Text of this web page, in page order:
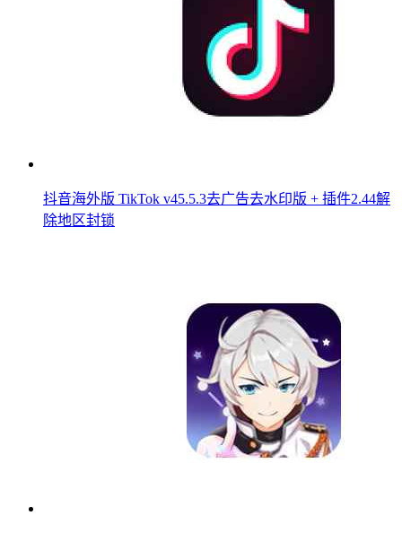
抖音海外版 TikTok v45.5.3去广告去水印版 + 插件2.44解
除地区封锁